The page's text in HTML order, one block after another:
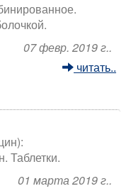
07 февр. 2019 г..
читать..
Таблетки.
01 марта 2019 г..